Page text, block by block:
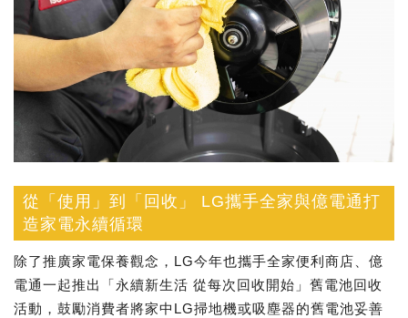
從「使用」到「回收」 LG攜手全家與億電通打
造家電永續循環
除了推廣家電保養觀念，LG今年也攜手全家便利商店、億
電通一起推出「永續新生活 從每次回收開始」舊電池回收
活動，鼓勵消費者將家中LG掃地機或吸塵器的舊電池妥善